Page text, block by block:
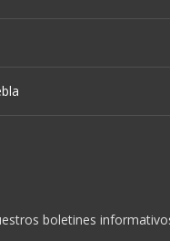
boletines